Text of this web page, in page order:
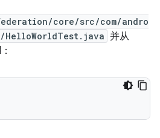
core/src/com/andro
并从